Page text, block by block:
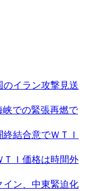
のイラン攻撃見送
峡での緊張再燃で
結合意でＷＴＩ
ＴＩ価格は時間外
イン、中東緊迫化